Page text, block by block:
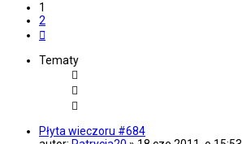
1
2
Tematy
Płyta wieczoru #684